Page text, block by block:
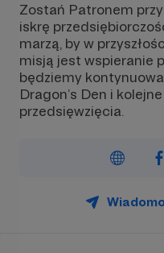
Zostań Patronem
iskrę
marzą, by w
misją jest wspieranie
będziemy
Dragon’s Den i
przedsięwzięcia.